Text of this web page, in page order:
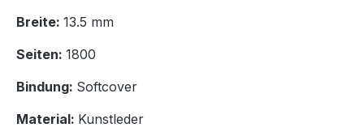
Breite: 13.5 mm
Seiten: 1800
Bindung: Softcover
Material: Kunstleder